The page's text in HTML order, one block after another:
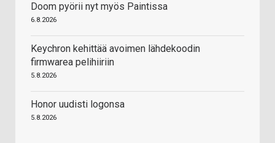
Doom pyörii nyt myös Paintissa
6.8.2026
Keychron kehittää avoimen lähdekoodin
firmwarea pelihiiriin
5.8.2026
Honor uudisti logonsa
5.8.2026